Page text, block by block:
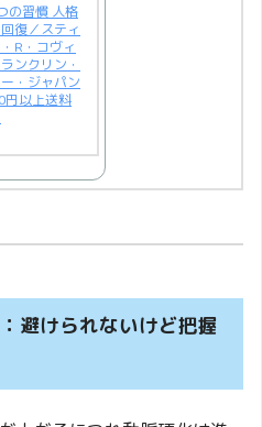
の習慣 人格
復／スティ
R・コヴィ
ンクリン・
・ジャパン
円以上送料
避けられないけど把握